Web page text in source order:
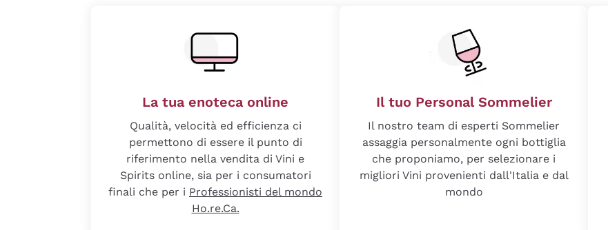
La tua enoteca online
Qualità, velocità ed efficienza ci
permettono di essere il punto di
riferimento nella vendita di Vini e
Spirits online, sia per i consumatori
finali che per i Professionisti del mondo
Ho.re.Ca.
Il tuo Personal Sommelier
Il nostro team di esperti Sommelier
assaggia personalmente ogni bottiglia
che proponiamo, per selezionare i
migliori Vini provenienti dall'Italia e dal
mondo